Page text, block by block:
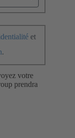
et
.
votre
prendra